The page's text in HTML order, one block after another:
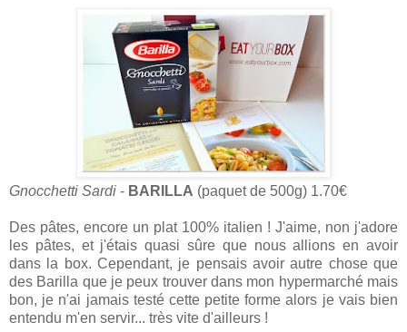
Gnocchetti Sardi - BARILLA (paquet de 500g) 1.70€
Des pâtes, encore un plat 100% italien ! J'aime, non j'adore
les pâtes, et j'étais quasi sûre que nous allions en avoir
dans la box. Cependant, je pensais avoir autre chose que
des Barilla que je peux trouver dans mon hypermarché mais
bon, je n'ai jamais testé cette petite forme alors je vais bien
entendu m'en servir... très vite d'ailleurs !